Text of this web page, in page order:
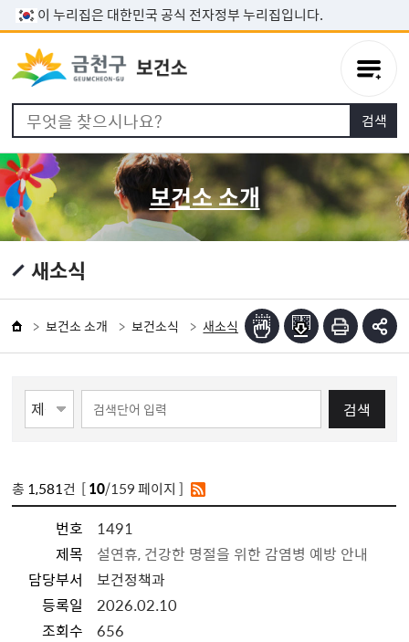
본문 바로가기
이 누리집은 대한민국 공식 전자정부 누리집입니다.
보건소 소개
새소식
보건소 소개 보건소식 새소식
검색
총 1,581건 [10/159 페이지 ]
번호
1491
제목
설연휴, 건강한 명절을 위한 감염병 예방 안내
담당부서
보건정책과
등록일
2026.02.10
조회수
656